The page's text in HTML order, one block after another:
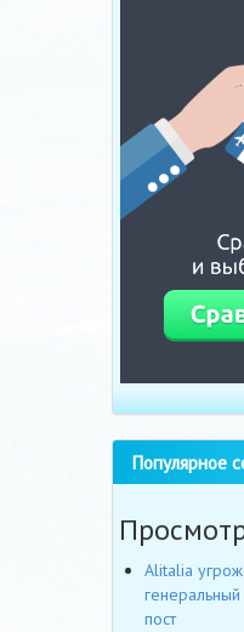
Популярное
Alitalia
пост